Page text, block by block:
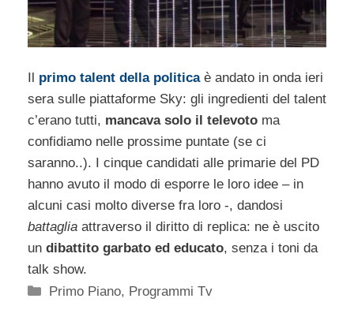
primo talent della politicaè andato in onda ieri
sera sulle piattaforme Sky: gli ingredienti del talent
c’erano tutti, mancava solo il televoto ma
confidiamo nelle prossime puntate (se ci
saranno..). I cinque candidati alle primarie del PD
hanno avuto il modo di esporre le loro idee – in
alcuni casi molto diverse fra loro -, dandosi
battaglia attraverso il diritto di replica: ne è uscito
un dibattito garbato ed educato, senza i toni da
talk show.
Categorie
Primo Piano, Programmi Tv